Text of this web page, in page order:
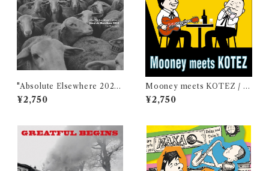
"Absolute Elsewhere 2023"
/ Jun Kawabata
¥2,750
Mooney meets KOTEZ / M
ooney & KOTEZ
¥2,750